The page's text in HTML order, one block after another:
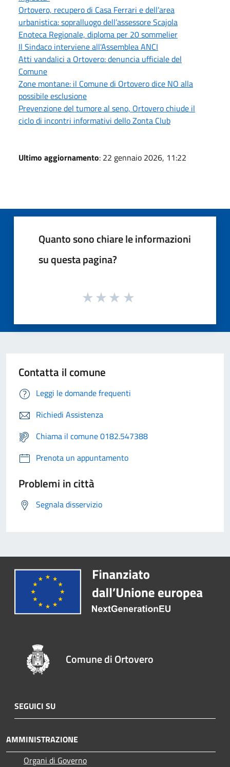
Ortovero, recupero di Casa Ferrari e dell’area
urbanistica: sopralluogo dell’assessore Scajola
Enoteca Regionale, diploma per 20 sommelier
Il Sindaco interviene all'Assemblea ANCI
Atti vandalici a Ortovero: denuncia ufficiale del
Comune
Zone montane: il Comune di Ortovero dice NO alla
possibile esclusione
Prevenzione del tumore al seno, Ortovero chiude il
ciclo di incontri informativi dello Zonta Club
Ultimo aggiornamento: 22 gennaio 2026, 11:22
Quanto sono chiare le informazioni
su questa pagina?
Contatta il comune
Leggi le domande frequenti
Richiedi Assistenza
Chiama il comune 0182.547388
Prenota un appuntamento
Problemi in città
Segnala disservizio
Comune di Ortovero
SEGUICI SU
AMMINISTRAZIONE
Organi di Governo